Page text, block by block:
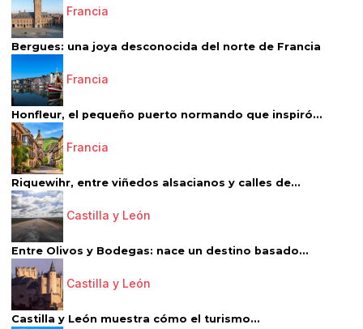
Francia
Bergues: una joya desconocida del norte de Francia
Francia
Honfleur, el pequeño puerto normando que inspiró...
Francia
Riquewihr, entre viñedos alsacianos y calles de...
Castilla y León
Entre Olivos y Bodegas: nace un destino basado...
Castilla y León
Castilla y León muestra cómo el turismo...